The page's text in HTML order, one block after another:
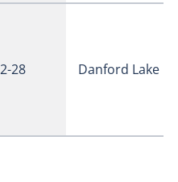
28 Danford Lake